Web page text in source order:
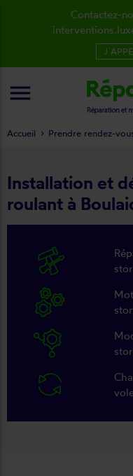
Installation et
roulant à
Accueil Prendre rendez-
Contactez-
menu